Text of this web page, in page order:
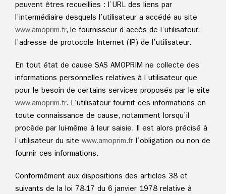
peuvent êtres recueillies : l’URL des liens par
l’intermédiaire desquels l’utilisateur a accédé au site
www.amoprim.fr, le fournisseur d’accès de l’utilisateur,
l’adresse de protocole Internet (IP) de l’utilisateur.
En tout état de cause SAS AMOPRIM ne collecte des
informations personnelles relatives à l’utilisateur que
pour le besoin de certains services proposés par le site
www.amoprim.fr. L’utilisateur fournit ces informations en
toute connaissance de cause, notamment lorsqu’il
procède par lui-même à leur saisie. Il est alors précisé à
l’utilisateur du site www.amoprim.fr l’obligation ou non de
fournir ces informations.
Conformément aux dispositions des articles 38 et
suivants de la loi 78-17 du 6 janvier 1978 relative à